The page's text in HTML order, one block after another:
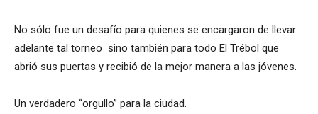
No sólo fue un desafío para quienes se encargaron de llevar
adelante tal torneo sino también para todo El Trébol que
abrió sus puertas y recibió de la mejor manera a las jóvenes.
Un verdadero “orgullo” para la ciudad.